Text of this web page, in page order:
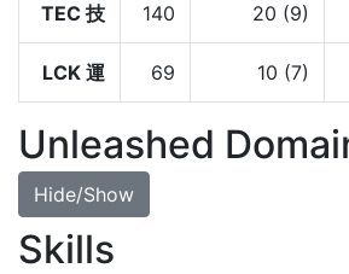
TEC 技 140 20 (9)
LCK 運 69 10 (7)
Unleashed
Hide/Show
Skills